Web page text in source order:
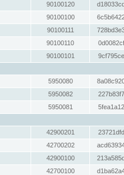
90100120
90100100
90100111
90100110
90100101
5950080
5950082
5950081
42900201
42700202
42900100
42700100